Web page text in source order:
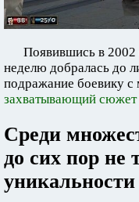
Появившись в 2002
неделю добралась до
подражание боевику
захватывающий сюжет
Среди
до сих пор не
уникальности